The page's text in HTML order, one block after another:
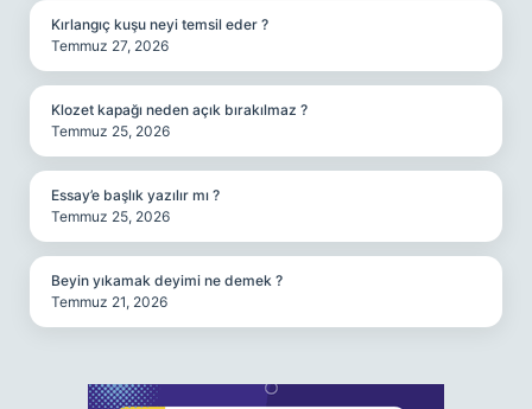
Kırlangıç kuşu neyi temsil eder ?
Temmuz 27, 2026
Klozet kapağı neden açık bırakılmaz ?
Temmuz 25, 2026
Essay’e başlık yazılır mı ?
Temmuz 25, 2026
Beyin yıkamak deyimi ne demek ?
Temmuz 21, 2026